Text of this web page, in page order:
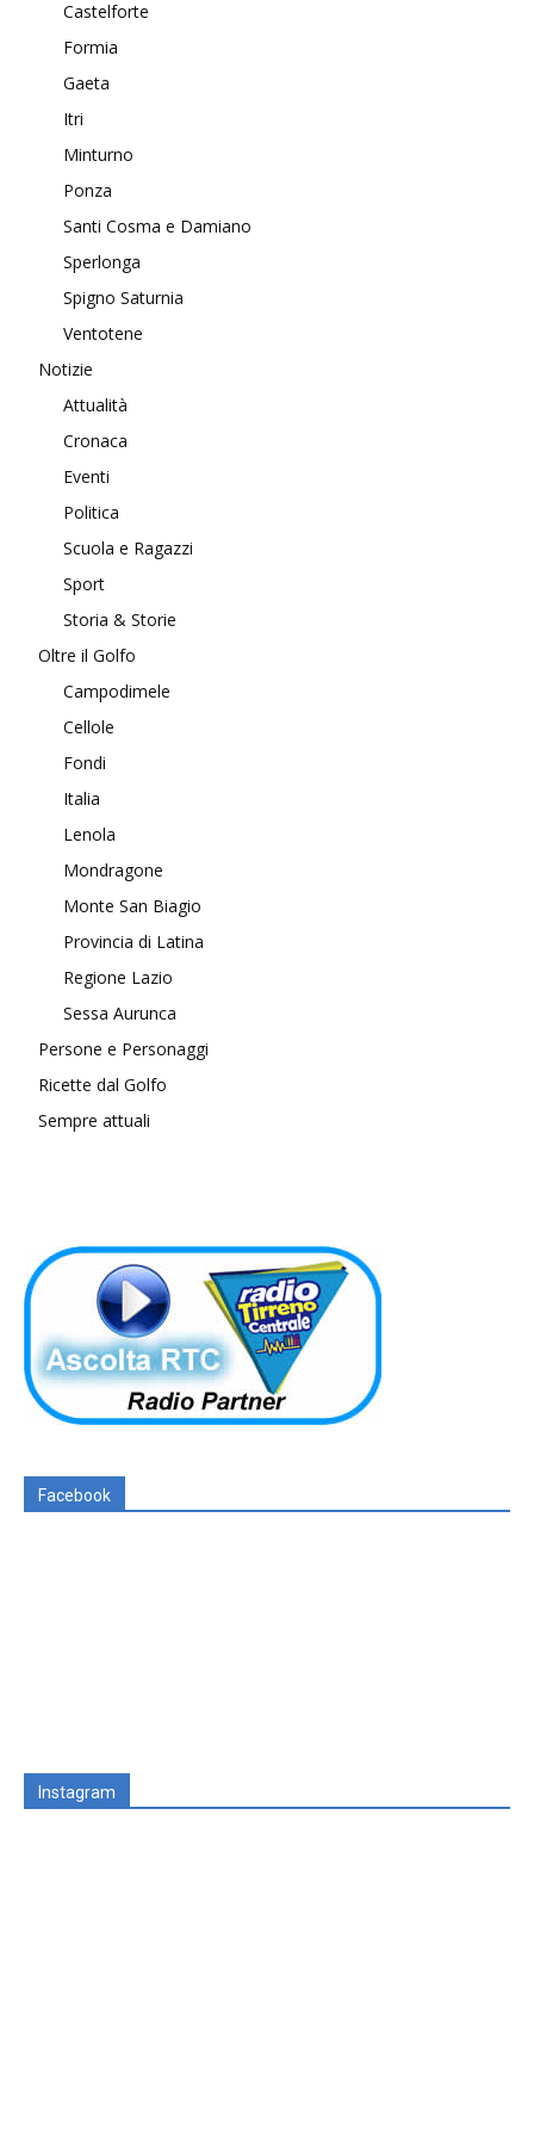
Castelforte
Formia
Gaeta
Itri
Minturno
Ponza
Santi Cosma e Damiano
Sperlonga
Spigno Saturnia
Ventotene
Notizie
Attualità
Cronaca
Eventi
Politica
Scuola e Ragazzi
Sport
Storia & Storie
Oltre il Golfo
Campodimele
Cellole
Fondi
Italia
Lenola
Mondragone
Monte San Biagio
Provincia di Latina
Regione Lazio
Sessa Aurunca
Persone e Personaggi
Ricette dal Golfo
Sempre attuali
Facebook
Instagram